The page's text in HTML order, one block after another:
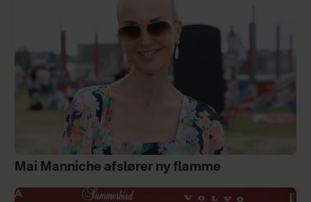
Mai Manniche afslører ny flamme